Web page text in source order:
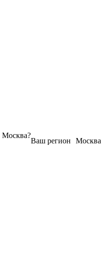
Москва
Ваш регион
Москва?